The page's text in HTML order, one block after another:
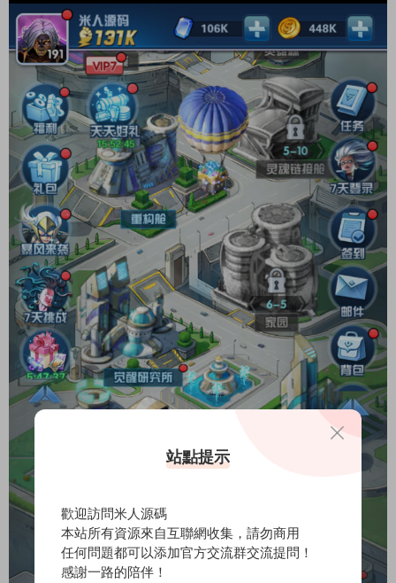
站點提示
歡迎訪問米人源碼
本站所有資源來自互聯網收集，請勿商用
任何問題都可以添加官方交流群交流提問！
感謝一路的陪伴！